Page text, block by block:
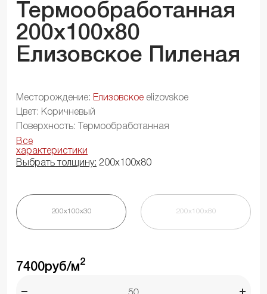
Термообработанная
200x100x80
Елизовское Пиленая
Месторождение: Елизовское elizovskoe
Цвет: Коричневый
Поверхность: Термообработанная
Все
характеристики
Выбрать толщину: 200х100х80
200х100х30 200х100х80
7400руб/м2